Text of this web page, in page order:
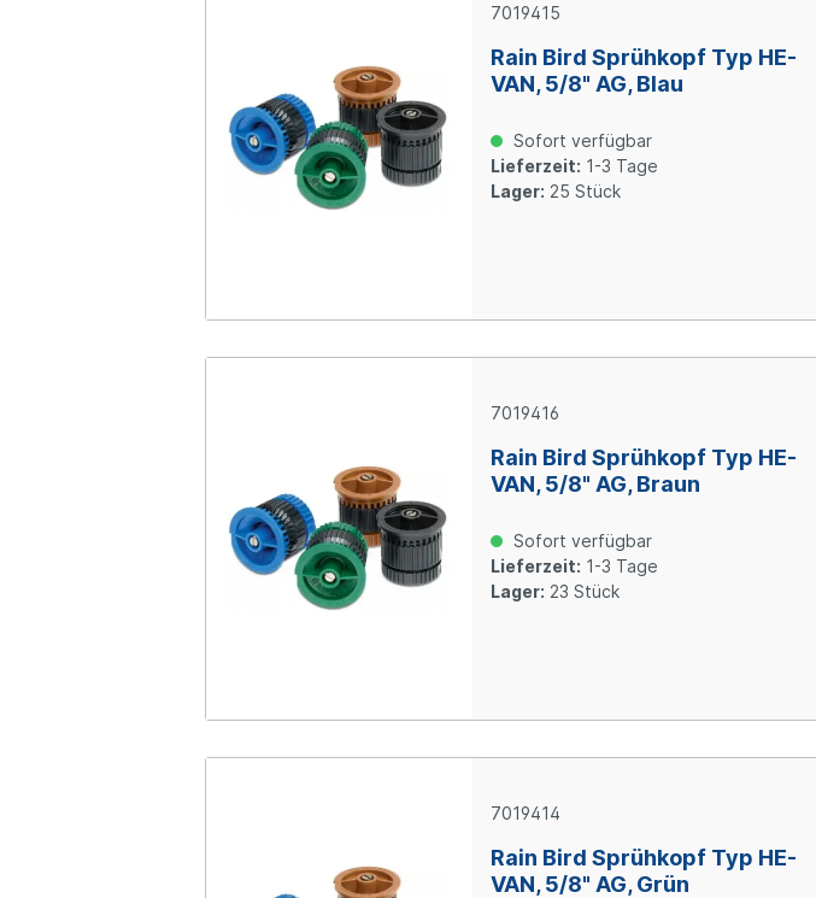
7019415
Rain Bird Sprühkopf Typ HE-
VAN, 5/8" AG, Blau
Sofort verfügbar
Lieferzeit: 1-3 Tage
Lager: 25 Stück
7019416
Rain Bird Sprühkopf Typ HE-
VAN, 5/8" AG, Braun
Sofort verfügbar
Lieferzeit: 1-3 Tage
Lager: 23 Stück
7019414
Rain Bird Sprühkopf Typ HE-
VAN, 5/8" AG, Grün